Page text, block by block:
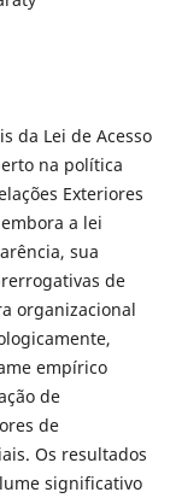
da Lei de Acesso
na política
Exteriores
a lei
sua
de
organizacional
empírico
de
de
Os resultados
significativo